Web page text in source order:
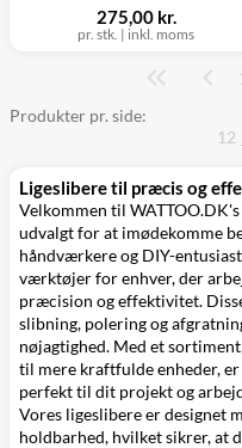
pr. stk. | inkl. moms
275,00 kr.
Produkter pr. side:
12
Ligeslibere til præcis og
Velkommen til
udvalgt for at imødekomme
håndværkere og DIY-
værktøjer for enhver, der
præcision og effektivitet.
slibning, polering og
nøjagtighed. Med et
til mere kraftfulde enheder,
perfekt til dit projekt og
Vores ligeslibere er designet
holdbarhed, hvilket sikrer, at